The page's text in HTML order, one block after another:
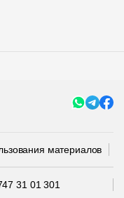
материалов
31 01 301